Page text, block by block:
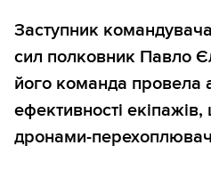
Заступник
сил полковник Павло
його команда провела
ефективності
дронами-